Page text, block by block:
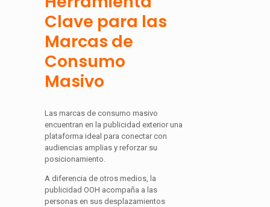
Clave para las
Marcas de
Consumo
Masivo
Las marcas de consumo masivo
encuentran en la publicidad exterior una
plataforma ideal para conectar con
audiencias amplias y reforzar su
posicionamiento.
A diferencia de otros medios, la
publicidad OOH acompaña a las
personas en sus desplazamientos